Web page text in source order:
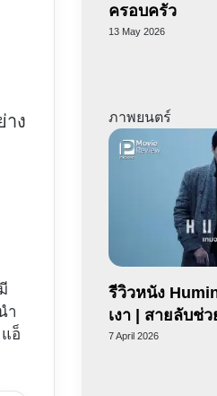
าง
มี
ำ
อ็
ครอบครัว
13 May 2026
ภาพยนตร์
รีวิวหนัง
เงา | สายลับช่
7 April 2026